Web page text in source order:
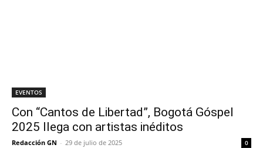
EVENTOS
Con “Cantos de Libertad”, Bogotá Góspel
2025 llega con artistas inéditos
Redacción GN - 29 de julio de 2025 0